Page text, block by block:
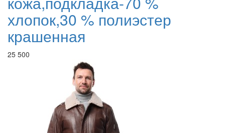
хлопок,30 % полиэстер
крашенная
25 500